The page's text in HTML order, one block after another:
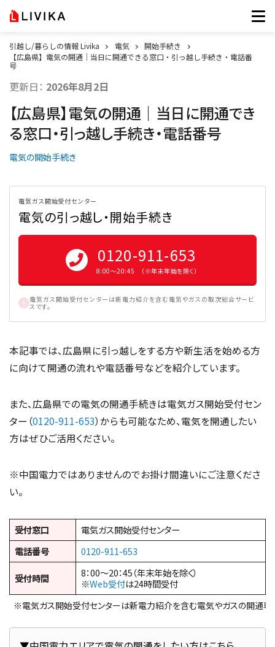
引越し/暮らしの情報 Livika 電気
開始手続き
【広島県】電気の開通｜当日に開通できる窓口・引っ越し手続き・電話番
号
更新日： 2026年8月2日
【広島県】電気の開通｜当日に開通でき
る窓口・引っ越し手続き・電話番号
電気の開始手続き
電気ガス開始受付センター
電気の引っ越し・開始手続き
0120-911-653
8:00〜20:45 （※年末年始を除く）
電気ガス開始受付センターは新電力紹介を含む電気やガスの取次総合サービ
スです。
本記事では、広島県に引っ越しをする方や新生活を始める方
に向けて開通の流れや電話番号などを紹介しています。
また、広島県での電気の開通手続きは電気ガス開始受付セン
ター（0120-911-653）からも可能なため、電気を開通したい
方はぜひご活用ください。
※中国電力ではありませんのでお掛け間違いにご注意くださ
い。
受付窓口
電気ガス開始受付センター
電話番号
0120-911-653
受付時間
8：00～20：45（年末年始を除く）
※Web受付は24時間受付
※電気ガス開始受付センターは新電力紹介を含む電気やガスの開通専